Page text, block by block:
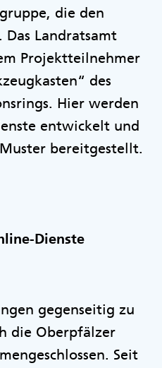
die den
Das Landratsamt
Projektteilnehmer
des
Hier werden
entwickelt und
bereitgestellt.
Dienste
gegenseitig zu
die Oberpfälzer
Seit